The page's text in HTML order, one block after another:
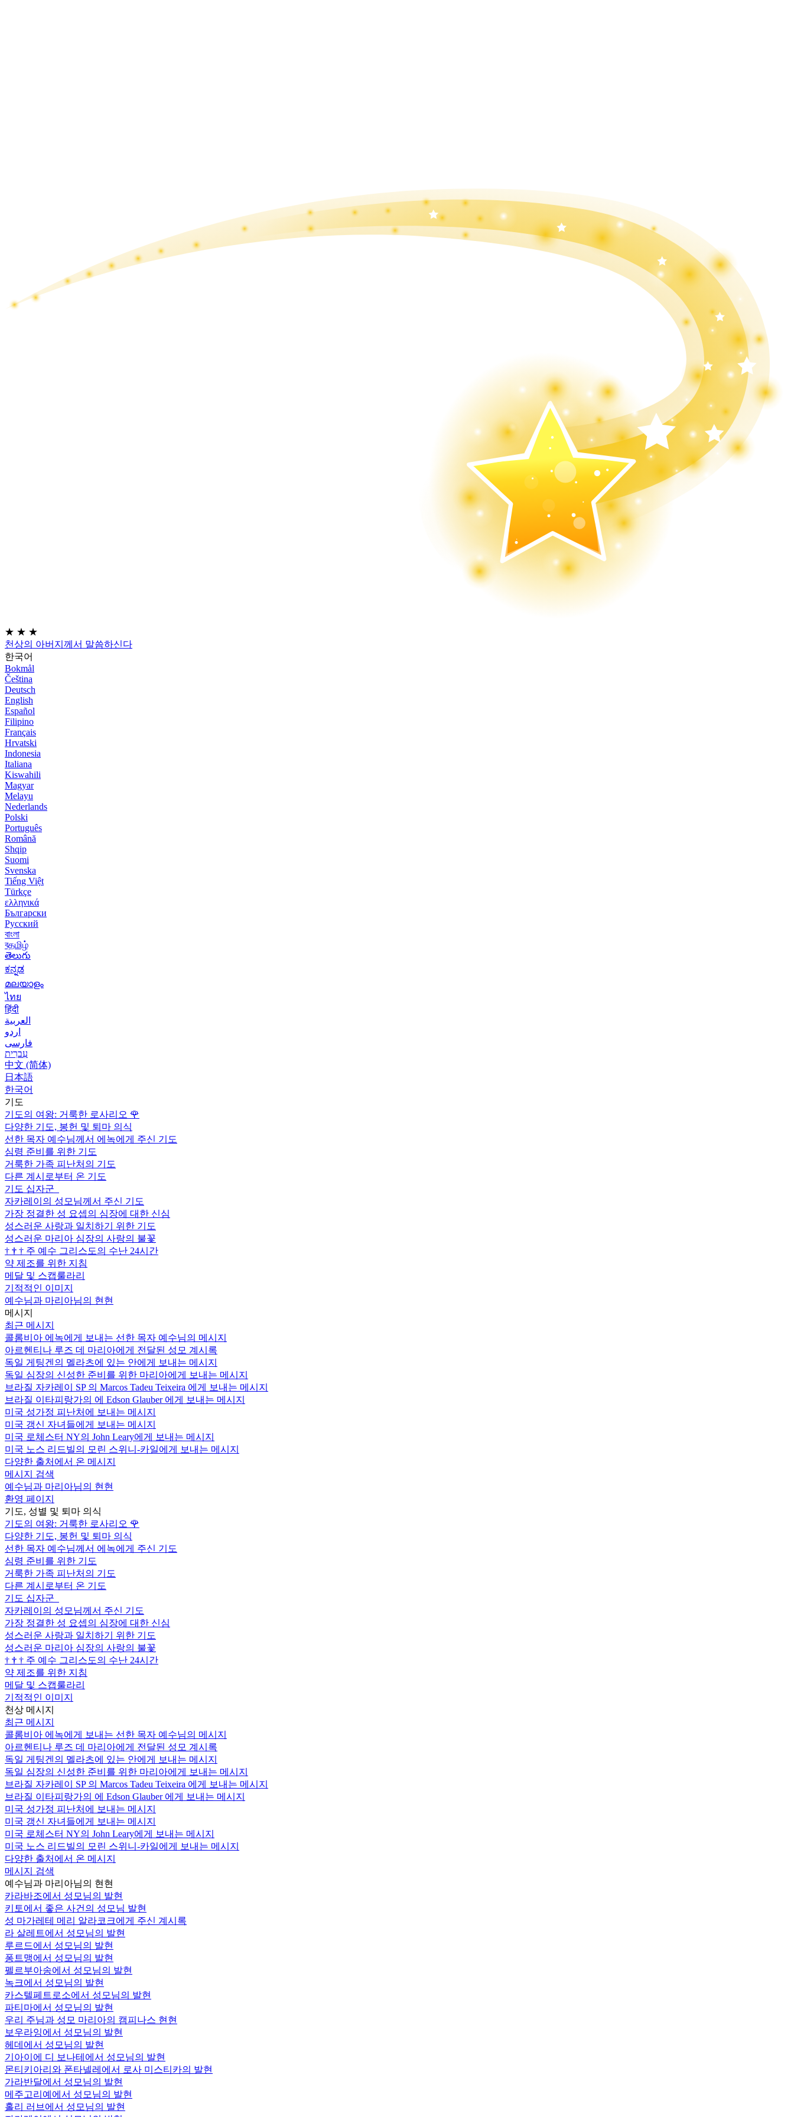
★ ★ ★
천상의 아버지께서 말씀하신다
한국어
Bokmål
Čeština
Deutsch
English
Español
Filipino
Français
Hrvatski
Indonesia
Italiana
Kiswahili
Magyar
Melayu
Nederlands
Polski
Português
Română
Shqip
Suomi
Svenska
Tiếng Việt
Türkçe
ελληνικά
Български
Русский
বাংলা
বதமிழ்
తెలుగు
ಕನ್ನಡ
മലയാളം
ไทย
हिंदी
العربية
اردو
فارسی
עִברִית
中文 (简体)
日本語
한국어
기도
기도의 여왕: 거룩한 로사리오 🌹
다양한 기도, 봉헌 및 퇴마 의식
선한 목자 예수님께서 에녹에게 주신 기도
심령 준비를 위한 기도
거룩한 가족 피난처의 기도
다른 계시로부터 온 기도
기도 십자군
자카레이의 성모님께서 주신 기도
가장 정결한 성 요셉의 심장에 대한 신심
성스러운 사랑과 일치하기 위한 기도
성스러운 마리아 심장의 사랑의 불꽃
† † † 주 예수 그리스도의 수난 24시간
약 제조를 위한 지침
메달 및 스캡룰라리
기적적인 이미지
예수님과 마리아님의 현현
메시지
최근 메시지
콜롬비아 에녹에게 보내는 선한 목자 예수님의 메시지
아르헨티나 루즈 데 마리아에게 전달된 성모 계시록
독일 게팅겐의 멜라츠에 있는 안에게 보내는 메시지
독일 심장의 신성한 준비를 위한 마리아에게 보내는 메시지
브라질 자카레이 SP 의 Marcos Tadeu Teixeira 에게 보내는 메시지
브라질 이타피랑가의 에 Edson Glauber 에게 보내는 메시지
미국 성가정 피난처에 보내는 메시지
미국 갱신 자녀들에게 보내는 메시지
미국 로체스터 NY의 John Leary에게 보내는 메시지
미국 노스 리드빌의 모린 스위니-카일에게 보내는 메시지
다양한 출처에서 온 메시지
메시지 검색
예수님과 마리아님의 현현
환영 페이지
기도, 성별 및 퇴마 의식
기도의 여왕: 거룩한 로사리오 🌹
다양한 기도, 봉헌 및 퇴마 의식
선한 목자 예수님께서 에녹에게 주신 기도
심령 준비를 위한 기도
거룩한 가족 피난처의 기도
다른 계시로부터 온 기도
기도 십자군
자카레이의 성모님께서 주신 기도
가장 정결한 성 요셉의 심장에 대한 신심
성스러운 사랑과 일치하기 위한 기도
성스러운 마리아 심장의 사랑의 불꽃
† † † 주 예수 그리스도의 수난 24시간
약 제조를 위한 지침
메달 및 스캡룰라리
기적적인 이미지
천상 메시지
최근 메시지
콜롬비아 에녹에게 보내는 선한 목자 예수님의 메시지
아르헨티나 루즈 데 마리아에게 전달된 성모 계시록
독일 게팅겐의 멜라츠에 있는 안에게 보내는 메시지
독일 심장의 신성한 준비를 위한 마리아에게 보내는 메시지
브라질 자카레이 SP 의 Marcos Tadeu Teixeira 에게 보내는 메시지
브라질 이타피랑가의 에 Edson Glauber 에게 보내는 메시지
미국 성가정 피난처에 보내는 메시지
미국 갱신 자녀들에게 보내는 메시지
미국 로체스터 NY의 John Leary에게 보내는 메시지
미국 노스 리드빌의 모린 스위니-카일에게 보내는 메시지
다양한 출처에서 온 메시지
메시지 검색
예수님과 마리아님의 현현
카라바조에서 성모님의 발현
키토에서 좋은 사건의 성모님 발현
성 마가레테 메리 알라코크에게 주신 계시록
라 살레트에서 성모님의 발현
루르드에서 성모님의 발현
퐁트맹에서 성모님의 발현
펠르부아송에서 성모님의 발현
녹크에서 성모님의 발현
카스텔페트로소에서 성모님의 발현
파티마에서 성모님의 발현
우리 주님과 성모 마리아의 캠피나스 현현
보우라잉에서 성모님의 발현
헤데에서 성모님의 발현
기아이에 디 보나테에서 성모님의 발현
몬티키아리와 폰타넬레에서 로사 미스티카의 발현
가라반달에서 성모님의 발현
메주고리예에서 성모님의 발현
홀리 러브에서 성모님의 발현